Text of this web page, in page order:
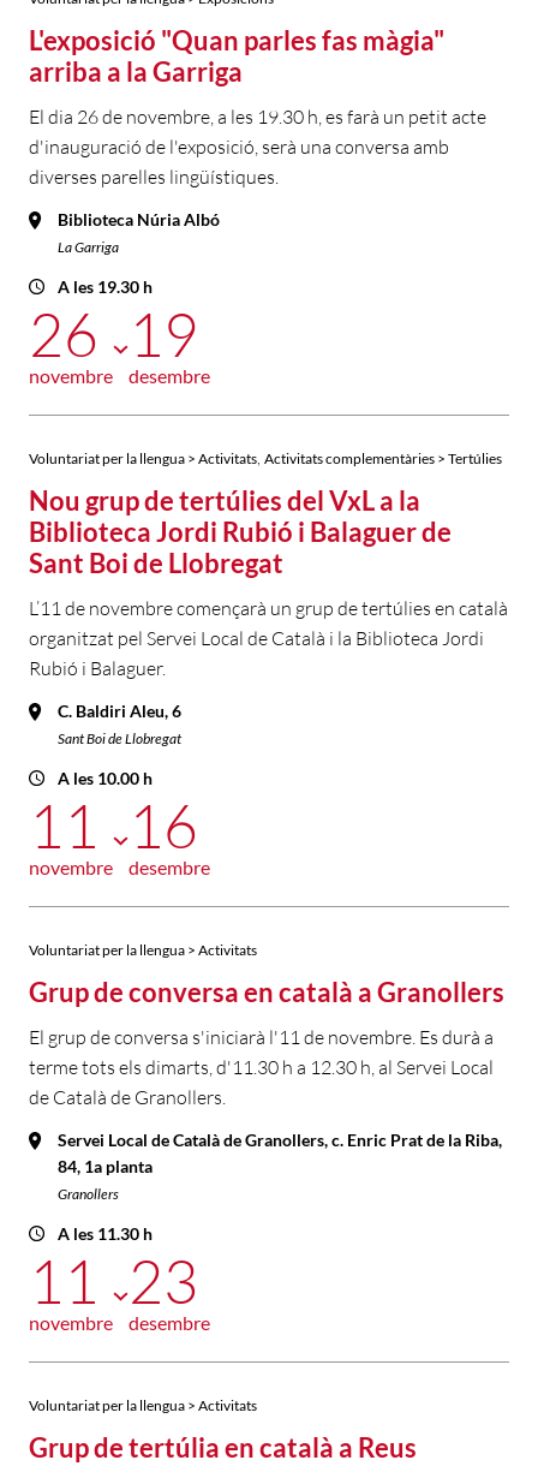
L'exposició "Quan parles fas màgia"
arriba a la Garriga
El dia 26 de novembre, a les 19.30 h, es farà un petit acte
d'inauguració de l'exposició, serà una conversa amb
diverses parelles lingüístiques.
Biblioteca Núria Albó
La Garriga
A les 19.30 h
26
novembre
19
desembre
Voluntariat per la llengua > Activitats Activitats complementàries > Tertúlies
Nou grup de tertúlies del VxL a la
Biblioteca Jordi Rubió i Balaguer de
Sant Boi de Llobregat
L’11 de novembre començarà un grup de tertúlies en català
organitzat pel Servei Local de Català i la Biblioteca Jordi
Rubió i Balaguer.
C. Baldiri Aleu, 6
Sant Boi de Llobregat
A les 10.00 h
11
novembre
16
desembre
Voluntariat per la llengua > Activitats
Grup de conversa en català a Granollers
El grup de conversa s'iniciarà l'11 de novembre. Es durà a
terme tots els dimarts, d'11.30 h a 12.30 h, al Servei Local
de Català de Granollers.
Servei Local de Català de Granollers, c. Enric Prat de la Riba,
84, 1a planta
Granollers
A les 11.30 h
11
novembre
23
desembre
Voluntariat per la llengua > Activitats
Grup de tertúlia en català a Reus